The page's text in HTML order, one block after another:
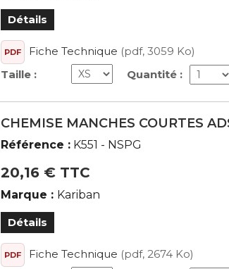
Détails
PDF Fiche Technique (pdf, 3059 Ko)
Taille :
Quantité :
CHEMISE MANCHES COURTES
Référence : K551 - NSPG
20,16 € TTC
Marque : Kariban
Détails
PDF Fiche Technique (pdf, 2674 Ko)